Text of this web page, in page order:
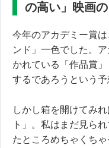
の高い」映画
今年のアカデミー賞
ンド」一色でした。
かれている「作品賞
するであろうという予
しかし箱を開けてみ
ト」。私はまだ見ら
たところめちゃくち